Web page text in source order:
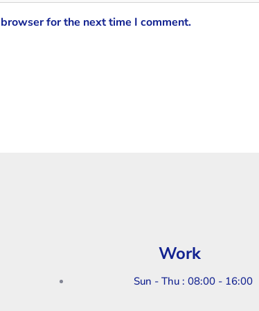
for the next time I comment.
Work
Sun - Thu : 08:00 - 16:00